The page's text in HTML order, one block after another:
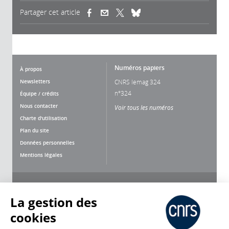
Partager cet article (link is external)(link is external)
À propos
Newsletters
Équipe / crédits
Nous contacter
Charte d'utilisation
Plan du site
Données personnelles
Mentions légales
Numéros papiers
CNRS lemag 324
n°324
Voir tous les numéros
La gestion des
cookies